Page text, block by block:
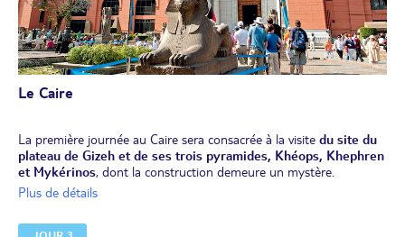
Le Caire
La première journée au Caire sera consacrée à la visite du site du
plateau de Gizeh et de ses trois pyramides, Khéops, Khephren
et Mykérinos, dont la construction demeure un mystère.
Découverte du monumental grand sphinx, chargé de veiller sur la
Déjeuner égyptien.
Plus de détails